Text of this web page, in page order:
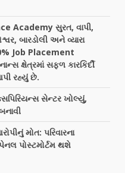
Academy સુરત, વાપી,
બારડોલી અને વ્યારા
Job Placement
ક્ષેત્રમાં સફળ કારકિર્દી
રહ્યું છે.
સેન્ટર ખોલ્યું,
મોત: પરિવારના
પોસ્ટમોર્ટમ થશે